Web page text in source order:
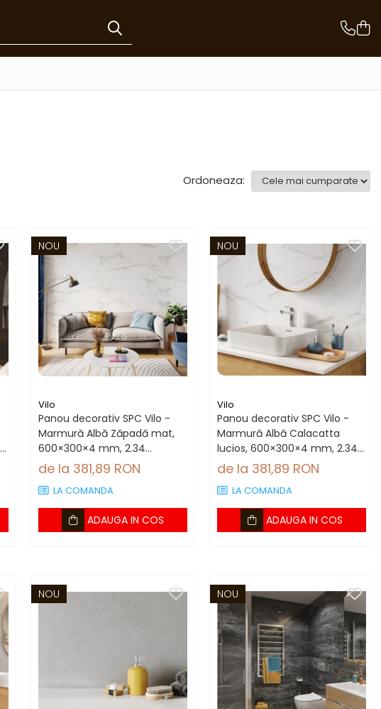
Ordoneaza:
NOU
Vilo
Panou decorativ SPC Vilo -
Marmură Albă Zăpadă mat,
600×300×4 mm, 2.34
mp/cutie (13 panouri)
de la 381,89 RON
LA COMANDA
ADAUGA IN COS
NOU
Vilo
Panou decorativ SPC Vilo -
Marmură Albă Calacatta
lucios, 600×300×4 mm, 2.34
mp/cutie (13 panouri)
de la 381,89 RON
LA COMANDA
ADAUGA IN COS
NOU NOU